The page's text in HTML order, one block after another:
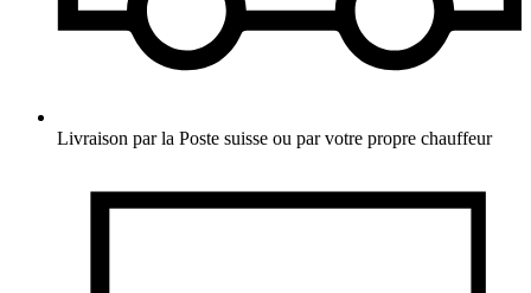
Livraison par la Poste suisse ou par votre propre chauffeur